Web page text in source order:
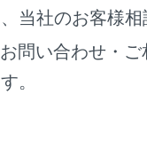
注意
当社のお客様
問い合わせ・ご
。